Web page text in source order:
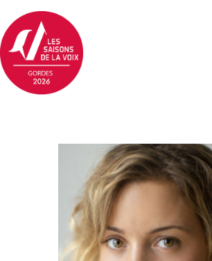
Qui sommes nous ?
Soutenez les Saisons de
la voix
Archives
Contacts